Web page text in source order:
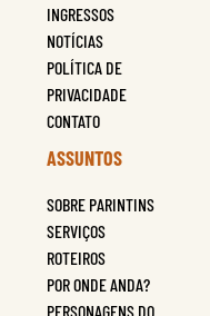
INGRESSOS
NOTÍCIAS
POLÍTICA DE
PRIVACIDADE
CONTATO
ASSUNTOS
SOBRE PARINTINS
SERVIÇOS
ROTEIROS
POR ONDE ANDA?
PERSONAGENS DO